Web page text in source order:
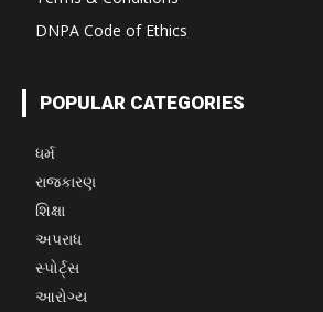
DNPA Code of Ethics
POPULAR CATEGORIES
ધર્મ
રાજકારણ
શિક્ષા
અપરાધ
સ્પોર્ટ્સ
આરોગ્ય